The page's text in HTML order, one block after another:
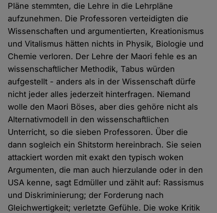
Pläne stemmten, die Lehre in die Lehrpläne
aufzunehmen. Die Professoren verteidigten die
Wissenschaften und argumentierten, Kreationismus
und Vitalismus hätten nichts in Physik, Biologie und
Chemie verloren. Der Lehre der Maori fehle es an
wissenschaftlicher Methodik, Tabus würden
aufgestellt - anders als in der Wissenschaft dürfe
nicht jeder alles jederzeit hinterfragen. Niemand
wolle den Maori Böses, aber dies gehöre nicht als
Alternativmodell in den wissenschaftlichen
Unterricht, so die sieben Professoren. Über die
dann sogleich ein Shitstorm hereinbrach. Sie seien
attackiert worden mit exakt den typisch woken
Argumenten, die man auch hierzulande oder in den
USA kenne, sagt Edmüller und zählt auf: Rassismus
und Diskriminierung; der Forderung nach
Gleichwertigkeit; verletzte Gefühle. Die woke Kritik